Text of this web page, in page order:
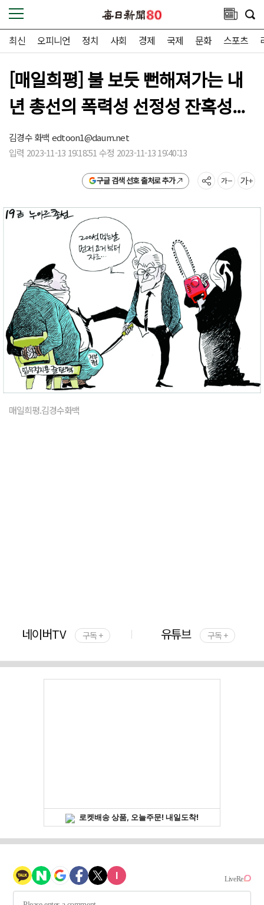
최신 오피니언 정치 사회 경제 국제 문화 스포츠
[매일희평] 불 보듯 뻔해져가는 내
년 총선의 폭력성 선정성 잔혹성...
김경수 화백 edtoon1@daum.net
입력 2023-11-13 19:18:51 수정 2023-11-13 19:40:13
구글 검색 선호 출처로 추가
매일희평.김경수화백
네이버TV 구독 + 유튜브 구독 +